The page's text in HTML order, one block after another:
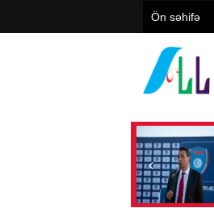
Ön səhifə
başqanı: “Biz idman
klubuyuq, bizim
ideologiya ilə işimiz
ola bilməz”